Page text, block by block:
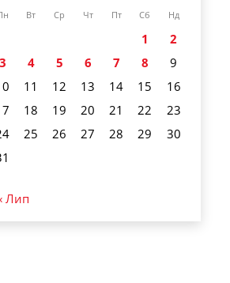
Вт Ср Чт Пт Сб Нд
1
2
3
4 5 6 7 8
9
11 12 13 14 15
16
18 19 20 21 22
23
25 26 27 28 29
30
Лип